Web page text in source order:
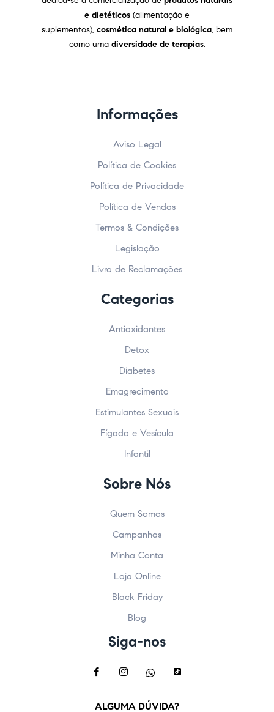
e dietéticos (alimentação e
suplementos), cosmética natural e biológica, bem
como uma diversidade de terapias.
Informações
Aviso Legal
Política de Cookies
Política de Privacidade
Política de Vendas
Termos & Condições
Legislação
Livro de Reclamações
Categorias
Antioxidantes
Detox
Diabetes
Emagrecimento
Estimulantes Sexuais
Fígado e Vesícula
Infantil
Sobre Nós
Quem Somos
Campanhas
Minha Conta
Loja Online
Black Friday
Blog
Siga-nos
ALGUMA DÚVIDA?